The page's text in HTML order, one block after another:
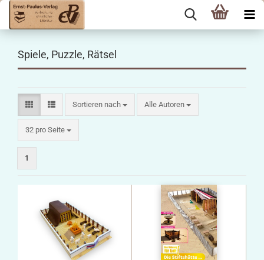
Spiele, Puzzle, Rätsel
Sortieren nach
Sortieren nach Alle Autoren
32 pro Seite
pro Seite
1